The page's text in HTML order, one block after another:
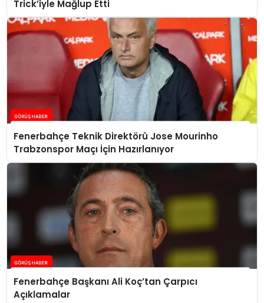
Trick’iyle Mağlup Etti
Fenerbahçe Teknik Direktörü Jose Mourinho
Trabzonspor Maçı İçin Hazırlanıyor
Fenerbahçe Başkanı Ali Koç’tan Çarpıcı
Açıklamalar